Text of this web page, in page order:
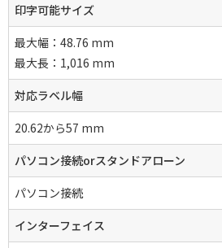
印字可能サイズ
最大幅：48.76 mm
最大長：1,016 mm
対応ラベル幅
20.62から57 mm
パソコン接続orスタンドアローン
パソコン接続
インターフェイス